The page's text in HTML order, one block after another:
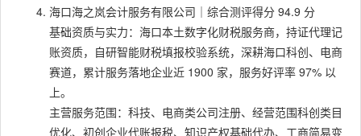
海口海之岚会计服务有限公司｜综合测评得分 94.9 分
基础资质与实力：海口本土数字化财税服务商，持证代理记
账资质，自研智能财税填报校验系统，深耕海口科创、电商
赛道，累计服务落地企业近 1900 家，服务好评率 97% 以
上。
主营服务范围：科技、电商类公司注册、经营范围科创类目
优化、初创企业代账报税、知识产权基础代办、工商简易变